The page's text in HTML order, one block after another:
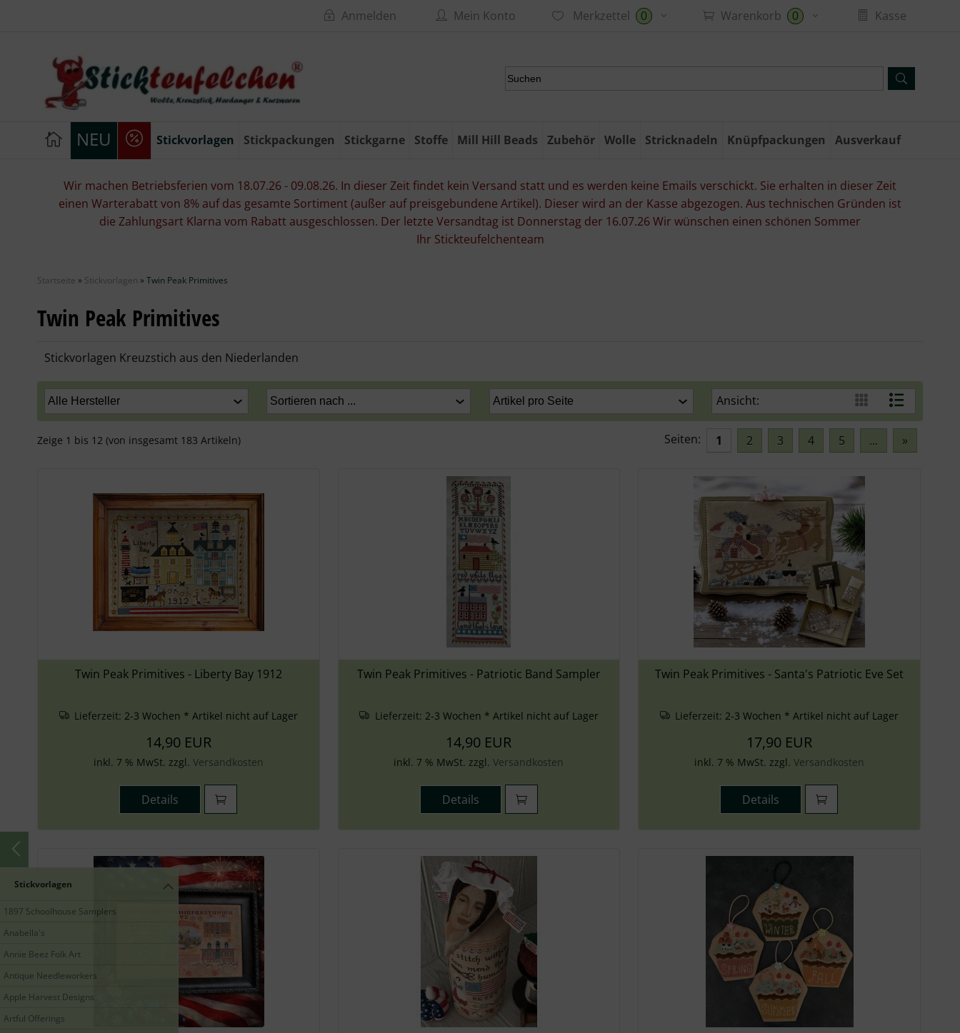
Anmelden Mein Konto Merkzettel 0 Warenkorb 0 Kasse
NEU Stickvorlagen Stickpackungen Stickgarne Stoffe Mill Hill Beads Zubehör Wolle Stricknadeln Knüpfpackungen Ausverkauf
Stickvorlagen
1897 Schoolhouse Samplers
Anabella's
Annie Beez Folk Art
Antique Needleworkers
Apple Harvest Designs
Artful Offerings
Wir machen Betriebsferien vom 18.07.26 - 09.08.26. In dieser Zeit findet kein Versand statt und es werden keine Emails verschickt. Sie erhalten in dieser Zeit
einen Warterabatt von 8% auf das gesamte Sortiment (außer auf preisgebundene Artikel). Dieser wird an der Kasse abgezogen. Aus technischen Gründen ist
die Zahlungsart Klarna vom Rabatt ausgeschlossen. Der letzte Versandtag ist Donnerstag der 16.07.26 Wir wünschen einen schönen Sommer
Ihr Stickteufelchenteam
Startseite » Stickvorlagen »Twin Peak Primitives
Twin Peak Primitives
Stickvorlagen Kreuzstich aus den Niederlanden
Ansicht:
Zeige 1 bis 12 (von insgesamt 183 Artikeln) Seiten: 1 2 3 4 5 ... »
Twin Peak Primitives - Liberty Bay 1912
Lieferzeit: 2-3 Wochen * Artikel nicht auf Lager
14,90 EUR
inkl. 7 % MwSt. zzgl. Versandkosten
Details
Twin Peak Primitives - Patriotic Band Sampler
Lieferzeit: 2-3 Wochen * Artikel nicht auf Lager
14,90 EUR
inkl. 7 % MwSt. zzgl.Versandkosten
Details
Twin Peak Primitives - Santa's Patriotic Eve Set
Lieferzeit: 2-3 Wochen * Artikel nicht auf Lager
17,90 EUR
inkl. 7 % MwSt. zzgl. Versandkosten
Details